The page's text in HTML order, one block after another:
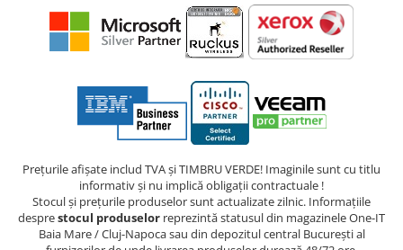
Prețurile afișate includ TVA și TIMBRU VERDE! Imaginile sunt cu titlu
informativ și nu implică obligații contractuale !
Stocul și prețurile produselor sunt actualizate zilnic. Informațiile
desprestocul produselor reprezintă statusul din magazinele One-IT
Baia Mare / Cluj-Napoca sau din depozitul central București al